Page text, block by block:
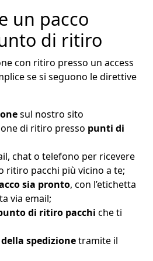
un pacco
di ritiro
con ritiro presso un access
se si seguono le direttive
sul nostro sito
di ritiro presso punti di
chat o telefono per ricevere
ritiro pacchi più vicino a te;
sia pronto, con l’etichetta
via email;
di ritiro pacchi che ti
spedizionetramite il